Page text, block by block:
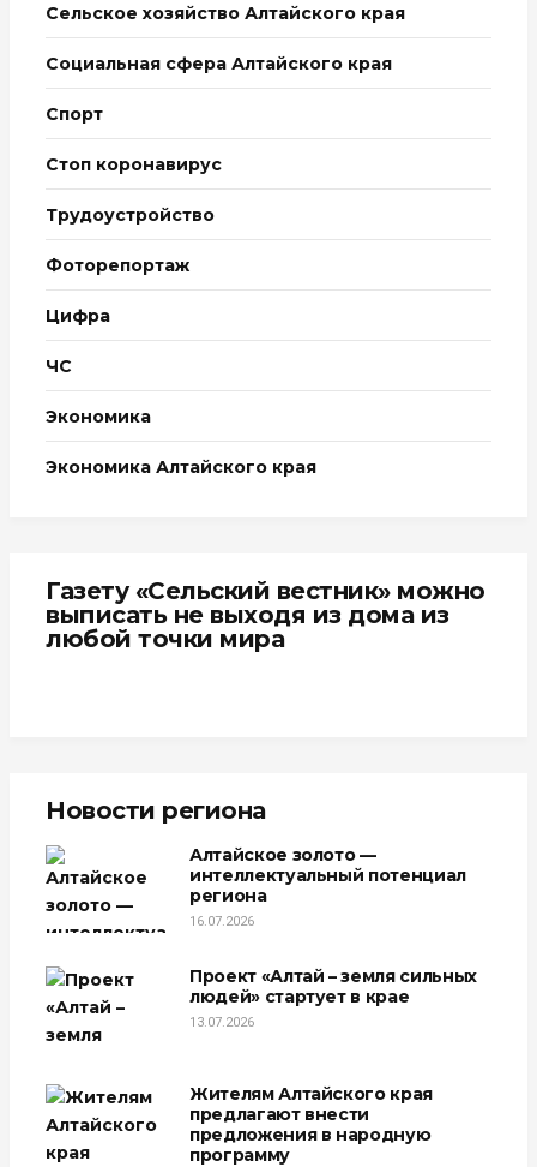
Сельское хозяйство Алтайского края
Социальная сфера Алтайского края
Спорт
Стоп коронавирус
Трудоустройство
Фоторепортаж
Цифра
ЧС
Экономика
Экономика Алтайского края
Газету «Сельский вестник» можно
выписать не выходя из дома из
любой точки мира
Новости региона
Алтайское золото —
интеллектуальный потенциал
региона
16.07.2026
Проект «Алтай – земля сильных
людей» стартует в крае
13.07.2026
Жителям Алтайского края
предлагают внести
предложения в народную
программу